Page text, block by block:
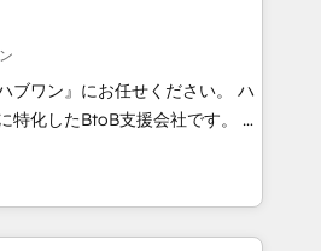
contact-us)
ufficiale per le integrazioni
aziendali, tra cui SAP,
per l'adozione del CRM in
clienti rispetto le altre
ワン』にお任せください。 ハ
特化したBtoB支援会社です。 ノ
／MA／SFAの設計・運用、他
、営業定着支援、カスタマーサ
、ワンストップ完結できる支援体